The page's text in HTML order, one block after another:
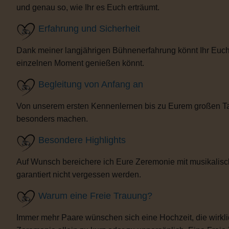
und genau so, wie Ihr es Euch erträumt.
Erfahrung und Sicherheit
Dank meiner langjährigen Bühnenerfahrung könnt Ihr
einzelnen Moment genießen könnt.
Begleitung von Anfang an
Von unserem ersten Kennenlernen bis zu Eurem großen
besonders machen.
Besondere Highlights
Auf Wunsch bereichere ich Eure Zeremonie mit
garantiert nicht vergessen werden.
Warum eine Freie Trauung?
Immer mehr Paare wünschen sich eine Hochzeit, die